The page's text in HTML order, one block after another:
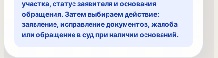
участка, статус заявителя и основания
обращения. Затем выбираем действие:
заявление, исправление документов, жалоба
или обращение в суд при наличии оснований.